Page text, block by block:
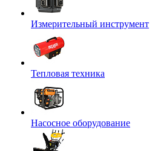
Измерительный инструмент
Тепловая техника
Насосное оборудование